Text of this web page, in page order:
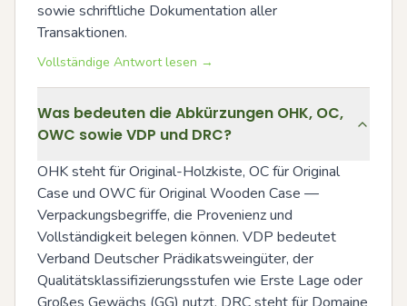
sowie schriftliche Dokumentation aller
Transaktionen.
Vollständige Antwort lesen →
Was bedeuten die Abkürzungen OHK, OC,
OWC sowie VDP und DRC?
OHK steht für Original-Holzkiste, OC für Original
Case und OWC für Original Wooden Case —
Verpackungsbegriffe, die Provenienz und
Vollständigkeit belegen können. VDP bedeutet
Verband Deutscher Prädikatsweingüter, der
Qualitätsklassifizierungsstufen wie Erste Lage oder